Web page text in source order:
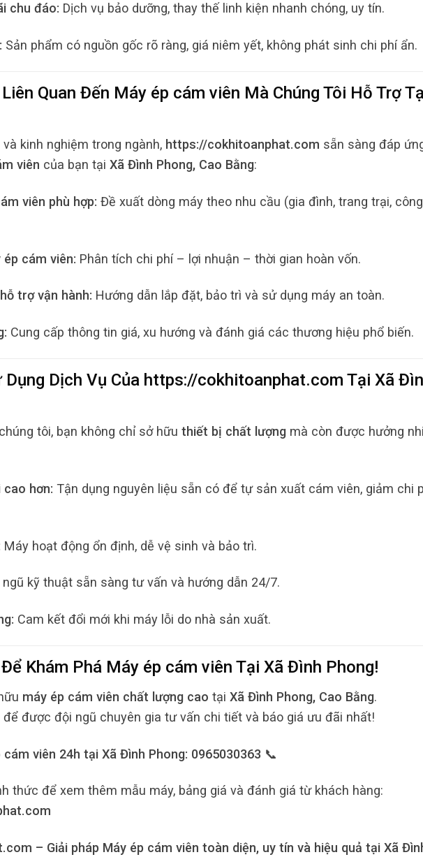
chu đáo: Dịch vụ bảo dưỡng, thay thế linh kiện nhanh chóng, uy tín.
Sản phẩm có nguồn gốc rõ ràng, giá niêm yết, không phát sinh chi phí ẩn.
Quan Đến Máy ép cám viên Mà Chúng Tôi Hỗ Trợ
kinh nghiệm trong ngành, https://cokhitoanphat.com sẵn sàng đáp
viên của bạn tại Xã Đình Phong, Cao Bằng:
viên phù hợp: Đề xuất dòng máy theo nhu cầu (gia đình, trang trại, công
cám viên: Phân tích chi phí – lợi nhuận – thời gian hoàn vốn.
trợ vận hành: Hướng dẫn lắp đặt, bảo trì và sử dụng máy an toàn.
Cung cấp thông tin giá, xu hướng và đánh giá các thương hiệu phổ biến.
Dịch Vụ Của https://cokhitoanphat.com Tại Xã
tôi, bạn không chỉ sở hữu thiết bị chất lượng mà còn được hưởng
cao hơn: Tận dụng nguyên liệu sẵn có để tự sản xuất cám viên, giảm chi
Máy hoạt động ổn định, dễ vệ sinh và bảo trì.
kỹ thuật sẵn sàng tư vấn và hướng dẫn 24/7.
Cam kết đổi mới khi máy lỗi do nhà sản xuất.
Khám Phá Máy ép cám viên Tại Xã Đình Phong!
máy ép cám viên chất lượng cao tại Xã Đình Phong, Cao Bằng.
để được đội ngũ chuyên gia tư vấn chi tiết và báo giá ưu đãi nhất!
viên 24h tại Xã Đình Phong: 0965030363 📞
thức để xem thêm mẫu máy, bảng giá và đánh giá từ khách hàng:
– Giải pháp Máy ép cám viên toàn diện, uy tín và hiệu quả tại Xã